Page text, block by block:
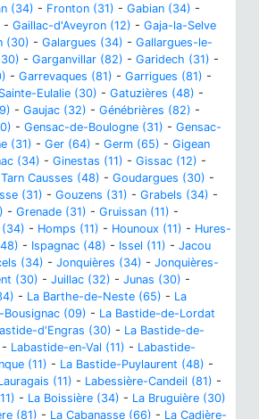
(34) - Fronton (31) - Gabian (34) -
- Gaillac-d'Aveyron (12) - Gaja-la-Selve
(30) - Galargues (34) - Gallargues-le-
- Garganvillar (82) - Garidech (31) -
- Garrevaques (81) - Garrigues (81) -
Eulalie (30) - Gatuzières (48) -
- Gaujac (32) - Génébrières (82) -
- Gensac-de-Boulogne (31) - Gensac-
(31) - Ger (64) - Germ (65) - Gigean
(34) - Ginestas (11) - Gissac (12) -
Causses (48) - Goudargues (30) -
(31) - Gouzens (31) - Grabels (34) -
- Grenade (31) - Gruissan (11) -
(34) - Homps (11) - Hounoux (11) - Hures-
- Ispagnac (48) - Issel (11) - Jacou
(34) - Jonquières (34) - Jonquières-
(30) - Juillac (32) - Junas (30) -
- La Barthe-de-Neste (65) - La
Bousignac (09) - La Bastide-de-Lordat
d'Engras (30) - La Bastide-de-
- Labastide-en-Val (11) - Labastide-
(11) - La Bastide-Puylaurent (48) -
(11) - Labessière-Candeil (81) -
- La Boissière (34) - La Bruguière (30)
(81) - La Cabanasse (66) - La Cadière-